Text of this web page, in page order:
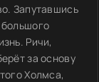
Запутавшись
Ричи,
за основу
Холмса,